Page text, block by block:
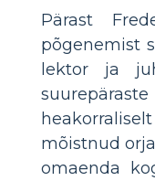
Pärast
põgenemist
lektor ja
mõistnud
omaenda